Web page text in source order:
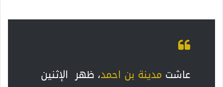
عاشت مدينة بن احمد، ظهر الإثنين